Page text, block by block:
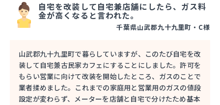
自宅を改装して自宅兼店舗にしたら、ガス料
金が高くなると言われた。
千葉県山武郡九十九里町・C様
山武郡九十九里町で暮らしていますが、このたび自宅を改
装して自宅兼古民家カフェにすることにしました。許可を
もらい営業に向けて改装を開始したところ、ガスのことで
業者揉めました。これまでの家庭用と営業用のガスの値段
設定が変わらず、メーターを店舗と自宅で分けたため基本